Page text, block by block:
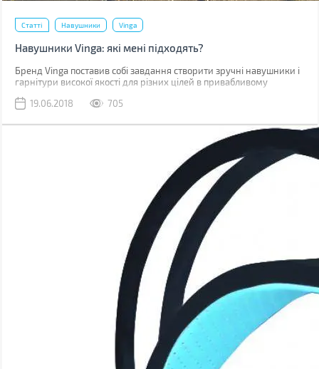
Статті Навушники Vinga
Навушники Vinga: які мені підходять?
Бренд Vinga поставив собі завдання створити зручні навушники і
гарнітури високої якості для різних цілей в привабливому
призначенням. Як же визначитися?
19.06.2018 705